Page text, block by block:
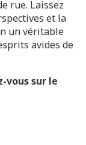
rue. Laissez
et la
un véritable
avides de
vous sur le